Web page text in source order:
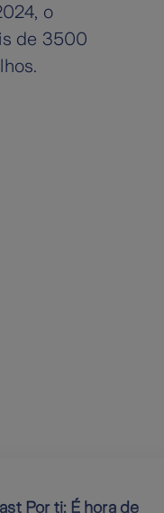
o
de 3500
Por ti: É hora de